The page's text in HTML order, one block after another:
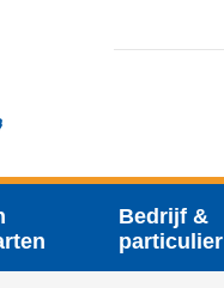
Bedrijf &
particulier